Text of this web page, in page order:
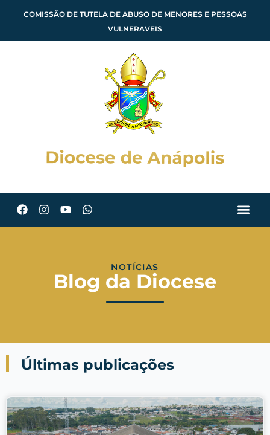
COMISSÃO DE TUTELA DE ABUSO DE MENORES E PESSOAS
VULNERAVEIS
NOTÍCIAS
Blog da Diocese
Últimas publicações